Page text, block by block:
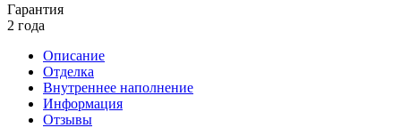
Гарантия
2 года
Описание
Отделка
Внутреннее наполнение
Информация
Отзывы